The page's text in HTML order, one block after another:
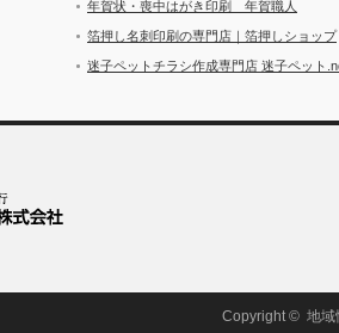
年賀状・喪中はがき印刷 年賀職人
箔押し名刺印刷の専門店｜箔押しショップ
迷子ペットチラシ作成専門店 迷子ペット
Copyright © 地域